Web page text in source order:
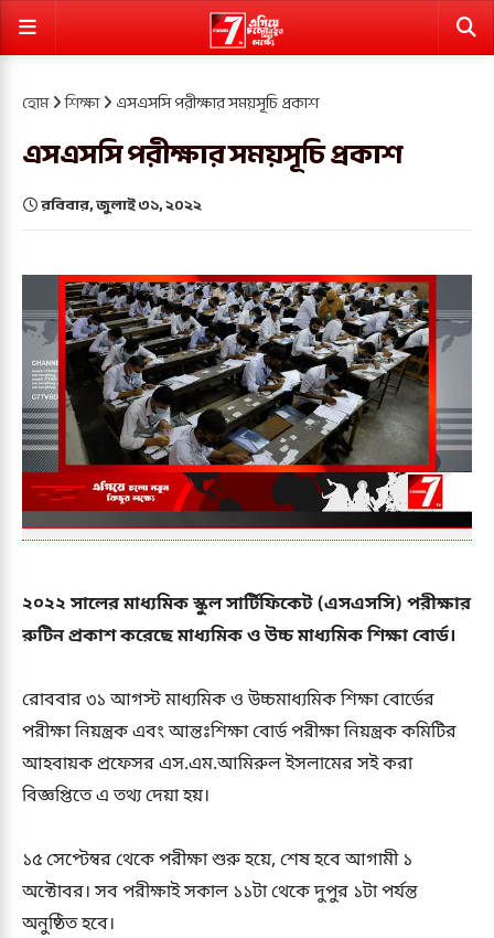
হোম শিক্ষা এসএসসি পরীক্ষার সময়সূচি প্রকাশ
এসএসসি পরীক্ষার সময়সূচি প্রকাশ
রবিবার, জুলাই ৩১, ২০২২
২০২২ সালের মাধ্যমিক স্কুল সার্টিফিকেট (এসএসসি) পরীক্ষার
রুটিন প্রকাশ করেছে মাধ্যমিক ও উচ্চ মাধ্যমিক শিক্ষা বোর্ড।
রোববার ৩১ আগস্ট মাধ্যমিক ও উচ্চমাধ্যমিক শিক্ষা বোর্ডের
পরীক্ষা নিয়ন্ত্রক এবং আন্তঃশিক্ষা বোর্ড পরীক্ষা নিয়ন্ত্রক কমিটির
আহবায়ক প্রফেসর এস.এম.আমিরুল ইসলামের সই করা
বিজ্ঞপ্তিতে এ তথ্য দেয়া হয়।
১৫ সেপ্টেম্বর থেকে পরীক্ষা শুরু হয়ে, শেষ হবে আগামী ১
অক্টোবর। সব পরীক্ষাই সকাল ১১টা থেকে দুপুর ১টা পর্যন্ত
অনুষ্ঠিত হবে।